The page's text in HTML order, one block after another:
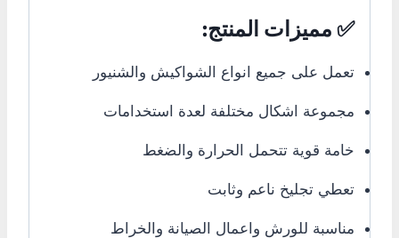
✅ مميزات المنتج:
تعمل على جميع انواع الشواكيش والشنيور
مجموعة اشكال مختلفة لعدة استخدامات
خامة قوية تتحمل الحرارة والضغط
تعطي تجليخ ناعم وثابت
مناسبة للورش واعمال الصيانة والخراط